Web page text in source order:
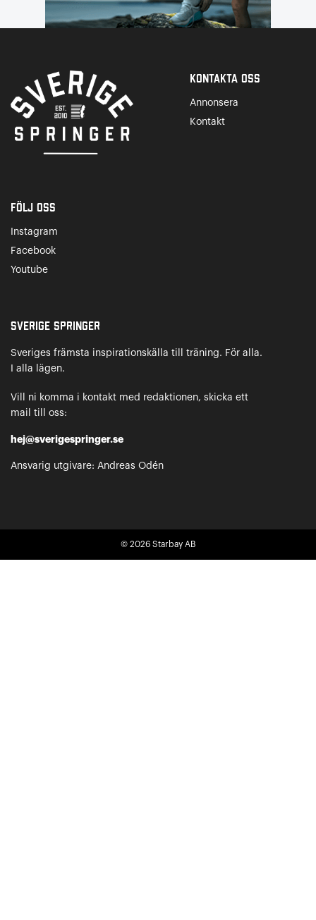
Kontakta Oss
Annonsera
Kontakt
Följ oss
Instagram
Facebook
Youtube
Sverige Springer
Sveriges främsta inspirationskälla till träning. För alla.
I alla lägen.
Vill ni komma i kontakt med redaktionen, skicka ett
mail till oss:
hej@sverigespringer.se
Ansvarig utgivare: Andreas Odén
© 2026 Starbay AB